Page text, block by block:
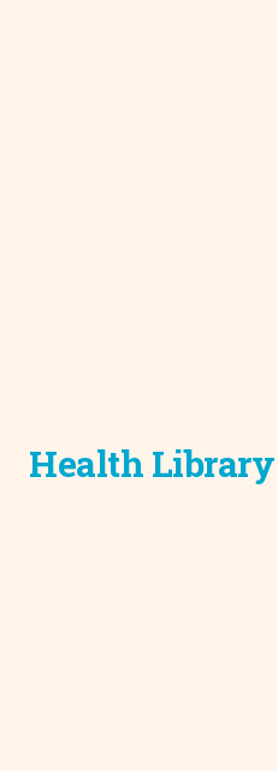
Health Library